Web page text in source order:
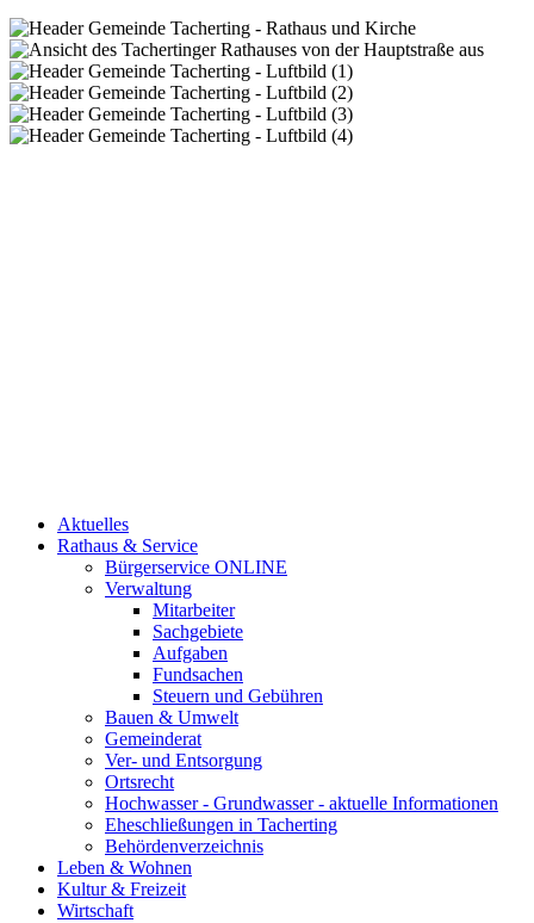
Aktuelles
Rathaus & Service
Bürgerservice ONLINE
Verwaltung
Mitarbeiter
Sachgebiete
Aufgaben
Fundsachen
Steuern und Gebühren
Bauen & Umwelt
Gemeinderat
Ver- und Entsorgung
Ortsrecht
Hochwasser - Grundwasser - aktuelle Informationen
Eheschließungen in Tacherting
Behördenverzeichnis
Leben & Wohnen
Kultur & Freizeit
Wirtschaft